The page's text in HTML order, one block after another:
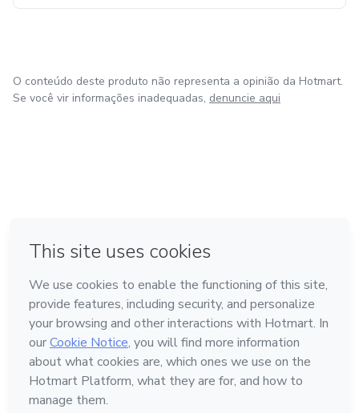
O conteúdo deste produto não representa a opinião da Hotmart.
Se você vir informações inadequadas, denuncie aqui
Feito com ❤ em Bogotá
Conheça a Hotmart
Idioma
Português